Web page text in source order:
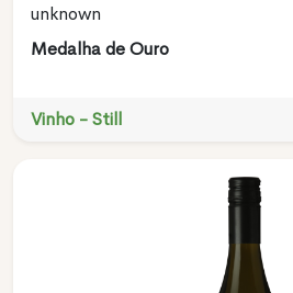
unknown
Medalha de Ouro
Vinho - Still